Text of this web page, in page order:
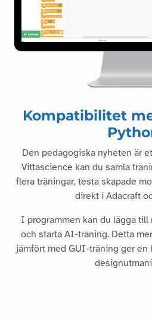
Kompatibilitet
Den pedagogiska nyheten är
Vittascience kan du samla
flera träningar, testa skapade
direkt i Adacraft
I programmen kan du lägga till
och starta AI-träning. Detta
jämfört med GUI‑träning ger